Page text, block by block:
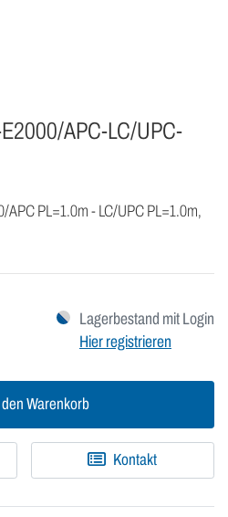
APC-LC/UPC-
PL=1.0m - LC/UPC PL=1.0m,
Lagerbestand mit Login
Hier registrieren
den Warenkorb
Kontakt